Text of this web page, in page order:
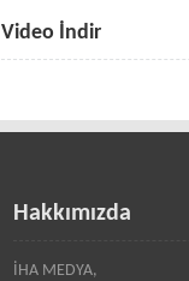
Video İndir
Hakkımızda
İHA MEDYA,